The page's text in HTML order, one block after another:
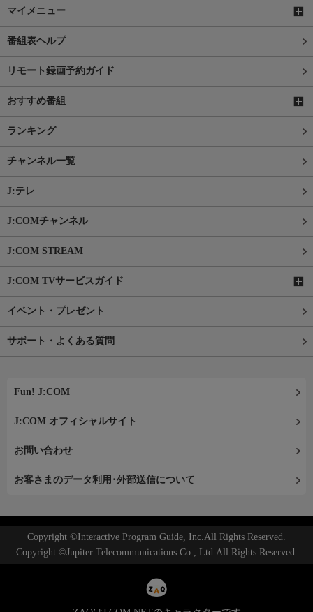
マイメニュー
番組表ヘルプ
リモート録画予約ガイド
おすすめ番組
ランキング
チャンネル一覧
J:テレ
J:COMチャンネル
J:COM STREAM
J:COM TVサービスガイド
イベント・プレゼント
サポート・よくある質問
Fun! J:COM
J:COM オフィシャルサイト
お問い合わせ
お客さまのデータ利用･外部送信について
Copyright ©Interactive Program Guide, Inc.All Rights Reserved.
Copyright ©Jupiter Telecommunications Co., Ltd.All Rights Reserved.